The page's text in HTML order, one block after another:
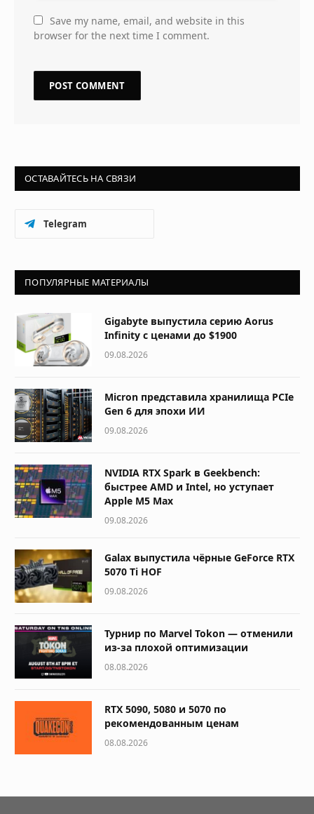
Save my name, email, and website in this
browser for the next time I comment.
ОСТАВАЙТЕСЬ НА СВЯЗИ
Telegram
ПОПУЛЯРНЫЕ МАТЕРИАЛЫ
Gigabyte выпустила серию Aorus
Infinity с ценами до $1900
09.08.2026
Micron представила хранилища PCIe
Gen 6 для эпохи ИИ
09.08.2026
NVIDIA RTX Spark в Geekbench:
быстрее AMD и Intel, но уступает
Apple M5 Max
09.08.2026
Galax выпустила чёрные GeForce RTX
5070 Ti HOF
09.08.2026
Турнир по Marvel Tokon — отменили
из-за плохой оптимизации
08.08.2026
RTX 5090, 5080 и 5070 по
рекомендованным ценам
08.08.2026